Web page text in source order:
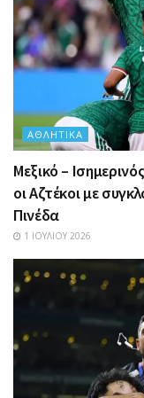
ΑΘΛΗΤΙΚΆ
Μεξικό –
οι Αζτέκοι με
Πινέδα
1 ΙΟΥΛΊΟΥ 2026